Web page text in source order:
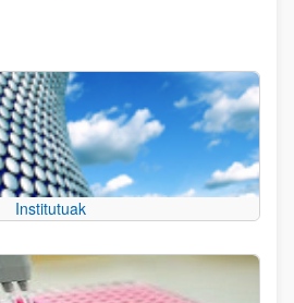
Institutuak